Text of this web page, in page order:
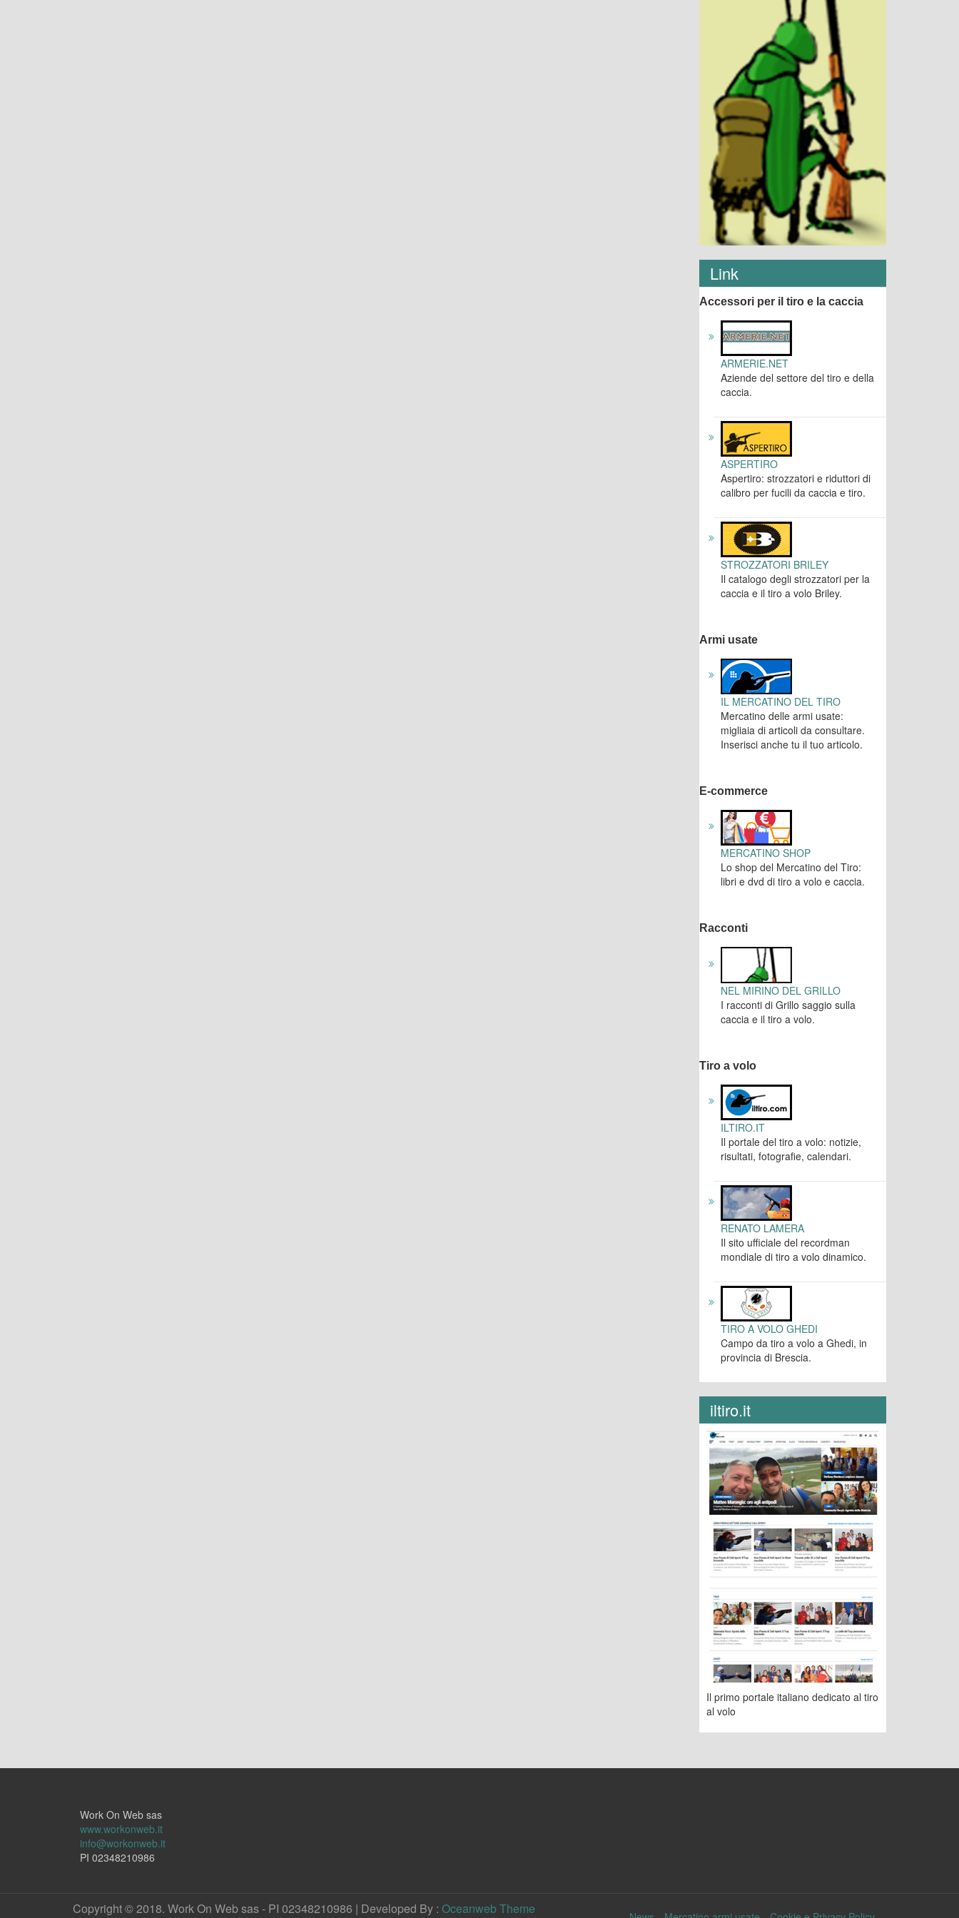
Link
Accessori per il tiro e la caccia
ARMERIE.NET
Aziende del settore del tiro e della
caccia.
ASPERTIRO
Aspertiro: strozzatori e riduttori di
calibro per fucili da caccia e tiro.
STROZZATORI BRILEY
Il catalogo degli strozzatori per la
caccia e il tiro a volo Briley.
Armi usate
IL MERCATINO DEL TIRO
Mercatino delle armi usate:
migliaia di articoli da consultare.
Inserisci anche tu il tuo articolo.
E-commerce
MERCATINO SHOP
Lo shop del Mercatino del Tiro:
libri e dvd di tiro a volo e caccia.
Racconti
NEL MIRINO DEL GRILLO
I racconti di Grillo saggio sulla
caccia e il tiro a volo.
Tiro a volo
ILTIRO.IT
Il portale del tiro a volo: notizie,
risultati, fotografie, calendari.
RENATO LAMERA
Il sito ufficiale del recordman
mondiale di tiro a volo dinamico.
TIRO A VOLO GHEDI
Campo da tiro a volo a Ghedi, in
provincia di Brescia.
iltiro.it
Il primo portale italiano dedicato al tiro
al volo
Work On Web sas
www.workonweb.it
info@workonweb.it
PI 02348210986
Copyright © 2018. Work On Web sas - PI 02348210986 | Developed By : Oceanweb Theme